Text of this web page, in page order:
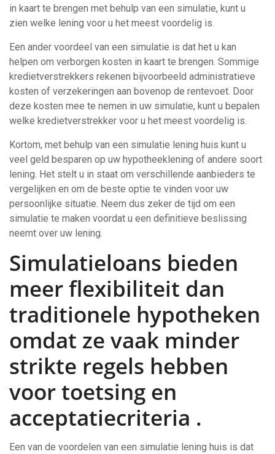
in kaart te brengen met behulp van een simulatie, kunt u
zien welke lening voor u het meest voordelig is.
Een ander voordeel van een simulatie is dat het u kan
helpen om verborgen kosten in kaart te brengen. Sommige
kredietverstrekkers rekenen bijvoorbeeld administratieve
kosten of verzekeringen aan bovenop de rentevoet. Door
deze kosten mee te nemen in uw simulatie, kunt u bepalen
welke kredietverstrekker voor u het meest voordelig is.
Kortom, met behulp van een simulatie lening huis kunt u
veel geld besparen op uw hypotheeklening of andere soort
lening. Het stelt u in staat om verschillende aanbieders te
vergelijken en om de beste optie te vinden voor uw
persoonlijke situatie. Neem dus zeker de tijd om een
simulatie te maken voordat u een definitieve beslissing
neemt over uw lening.
Simulatieloans bieden
meer flexibiliteit dan
traditionele hypotheken
omdat ze vaak minder
strikte regels hebben
voor toetsing en
acceptatiecriteria .
Een van de voordelen van een simulatie lening huis is dat